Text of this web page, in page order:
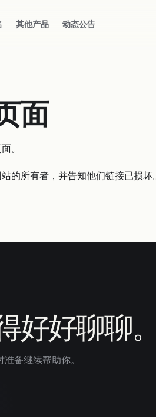
其他产品 动态公告
面
。
的所有者，并告知他们链接已损坏。
好聊聊。
备继续帮助你。